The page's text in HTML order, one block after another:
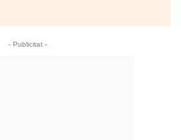
- Publicitat -